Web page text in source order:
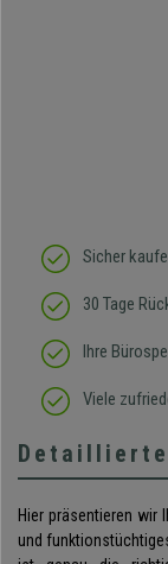
Sicher
30 Tage
Ihre
Viele
Detaillierte
Hier präsentieren wir
und